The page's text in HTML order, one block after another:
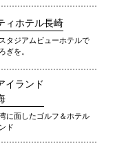
ィホテル長崎
タジアムビューホテルで
ぎを。
イランド
に面したゴルフ＆ホテル
ド